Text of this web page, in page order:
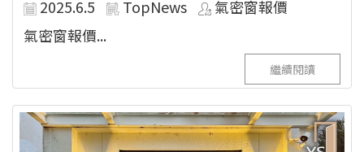
2025.6.5 TopNews
氣密窗報價
氣密窗報價...
繼續閱讀